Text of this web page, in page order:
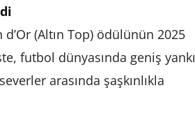
(Altın Top) ödülünün 2025
futbol dünyasında geniş yankı
arasında şaşkınlıkla